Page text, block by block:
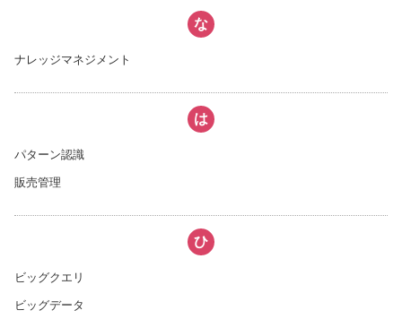
な
ナレッジマネジメント
は
パターン認識
販売管理
ひ
ビッグクエリ
ビッグデータ